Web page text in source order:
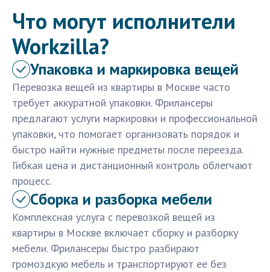
Что могут исполнители
Workzilla?
Упаковка и маркировка вещей
Перевозка вещей из квартиры в Москве часто
требует аккуратной упаковки. Фрилансеры
предлагают услуги маркировки и профессиональной
упаковки, что помогает организовать порядок и
быстро найти нужные предметы после переезда.
Гибкая цена и дистанционный контроль облегчают
процесс.
Сборка и разборка мебели
Комплексная услуга с перевозкой вещей из
квартиры в Москве включает сборку и разборку
мебели. Фрилансеры быстро разбирают
громоздкую мебель и транспортируют ее без